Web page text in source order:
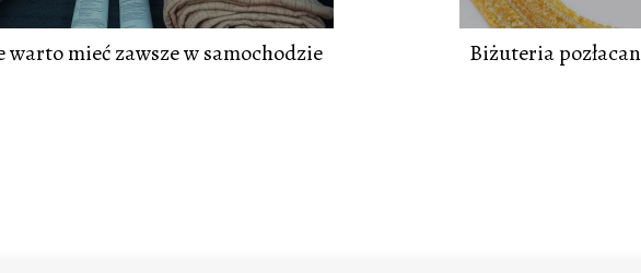
mieć zawsze w samochodzie
Biżuteria